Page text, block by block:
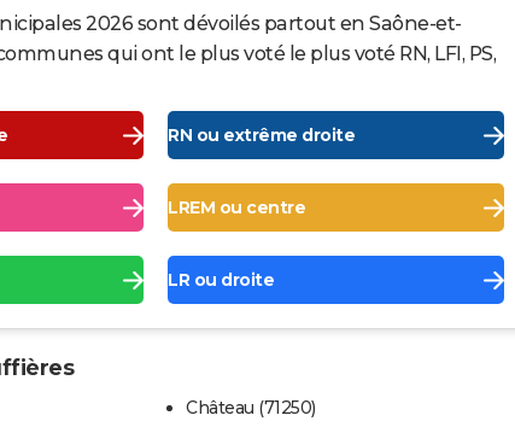
2026 sont dévoilés partout en Saône-et-
qui ont le plus voté le plus voté RN, LFI, PS,
RN ou extrême droite
LREM ou centre
LR ou droite
Château (71250)